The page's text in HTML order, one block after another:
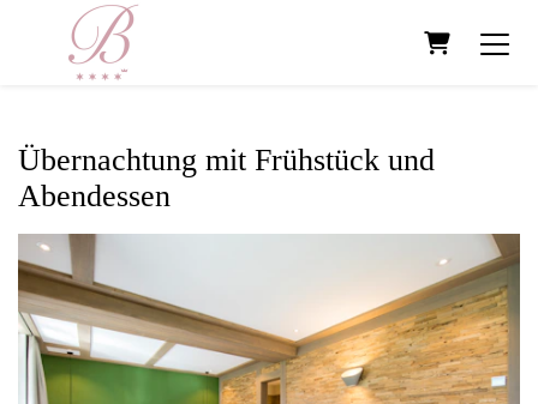
Warenkorb
Übernachtung mit Frühstück und
Abendessen